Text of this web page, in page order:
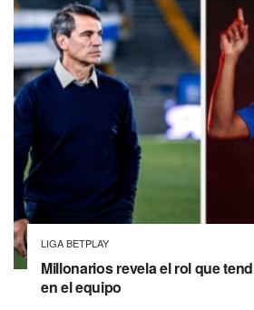
LIGA BETPLAY
Millonarios revela el rol que
en el equipo